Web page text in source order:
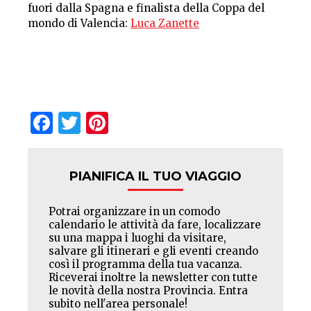
fuori dalla Spagna e finalista della Coppa del
mondo di Valencia: Luca Zanette
Facebook
Twitter
PIANIFICA IL TUO VIAGGIO
Potrai organizzare in un comodo
calendario le attività da fare, localizzare
su una mappa i luoghi da visitare,
salvare gli itinerari e gli eventi creando
così il programma della tua vacanza.
Riceverai inoltre la newsletter con tutte
le novità della nostra Provincia. Entra
subito nell'area personale!